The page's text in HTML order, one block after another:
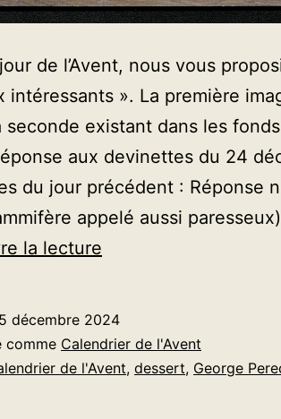
de l’Avent, nous vous
intéressants ». La première
seconde existant dans les
aux devinettes du 24
du jour précédent : Réponse
appelé aussi
la lecture
de
Noël
décembre 2024
comme Calendrier de l'Avent
de l'Avent, dessert, George